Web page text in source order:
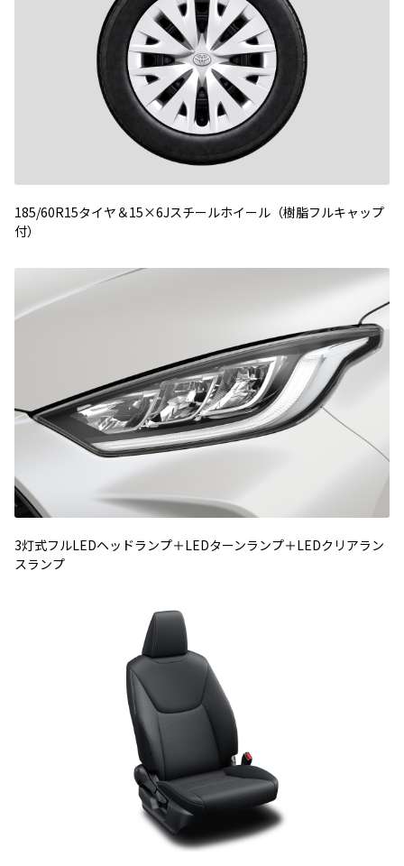
185/60R15タイヤ＆15×6Jスチールホイール（樹脂フルキャップ
付）
3灯式フルLEDヘッドランプ＋LEDターンランプ＋LEDクリアラン
スランプ